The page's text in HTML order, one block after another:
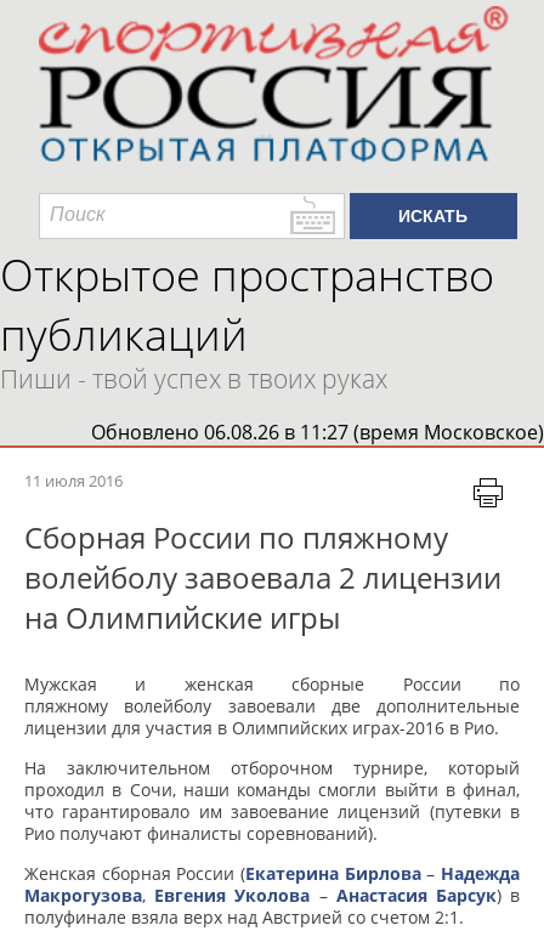
Открытое пространство
публикаций
Пиши - твой успех в твоих руках
Обновлено 06.08.26 в 11:27 (время Московское)
11 июля 2016
Сборная России по пляжному
волейболу завоевала 2 лицензии
на Олимпийские игры
Мужская и женская сборные России по
пляжному волейболу завоевали две дополнительные
лицензии для участия в Олимпийских играх-2016 в Рио.
На заключительном отборочном турнире, который
проходил в Сочи, наши команды смогли выйти в финал,
что гарантировало им завоевание лицензий (путевки в
Рио получают финалисты соревнований).
Женская сборная России (Екатерина Бирлова– Надежда
Макрогузова, Евгения Уколова – Анастасия Барсук) в
полуфинале взяла верх над Австрией со счетом 2:1.